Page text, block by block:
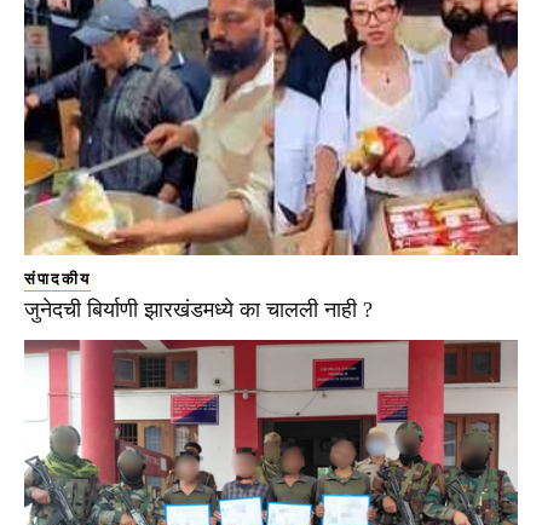
संपादकीय
जुनेदची बिर्याणी झारखंडमध्ये का चालली नाही ?